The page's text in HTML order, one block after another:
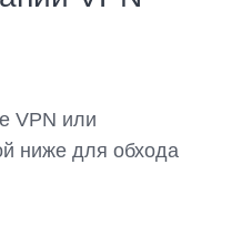
VPN или
ниже для обхода